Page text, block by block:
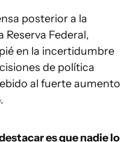
posterior a la
Reserva Federal,
en la incertidumbre
de política
al fuerte aumento
es que nadie lo